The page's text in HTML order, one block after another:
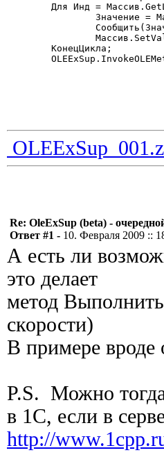
Re: OleExSup (beta) -
Ответ #1 - 10. Февраля 2009 ::
А есть ли
это делает
метод
скорости)
В примере вроде
P.S. Можно
в 1С, если в
http://